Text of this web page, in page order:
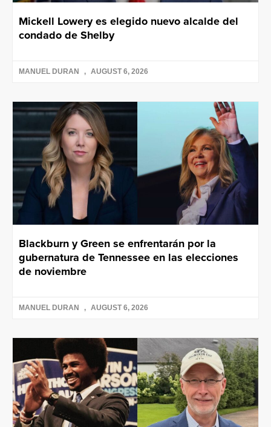
Mickell Lowery es elegido nuevo alcalde del
condado de Shelby
MANUEL DURAN AUGUST 6, 2026
Blackburn y Green se enfrentarán por la
gubernatura de Tennessee en las elecciones
de noviembre
MANUEL DURAN AUGUST 6, 2026